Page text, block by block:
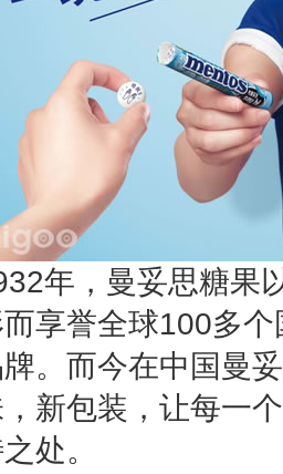
年，曼妥思糖果
享誉全球100多
。而今在中国曼
新包装，让每一
处。